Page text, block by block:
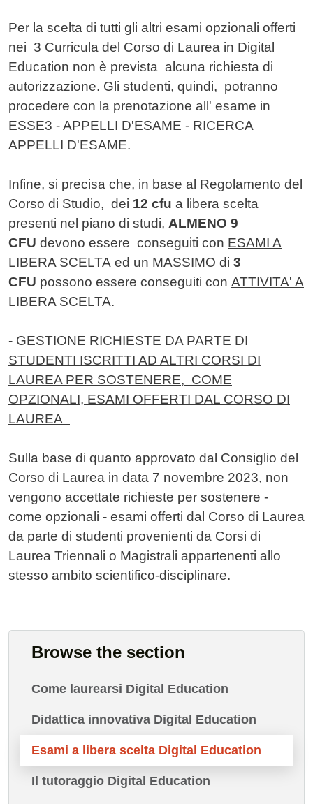
Per la scelta di tutti gli altri esami opzionali offerti
nei 3 Curricula del Corso di Laurea in Digital
Education non è prevista alcuna richiesta di
autorizzazione. Gli studenti, quindi, potranno
procedere con la prenotazione all' esame in
ESSE3 - APPELLI D'ESAME - RICERCA
APPELLI D'ESAME.
Infine, si precisa che, in base al Regolamento del
Corso di Studio, dei 12 cfu a libera scelta
presenti nel piano di studi, ALMENO 9
CFU devono essere conseguiti con ESAMI A
LIBERA SCELTA ed un MASSIMO di 3
CFU possono essere conseguiti con ATTIVITA' A
LIBERA SCELTA.
- GESTIONE RICHIESTE DA PARTE DI
STUDENTI ISCRITTI AD ALTRI CORSI DI
LAUREA PER SOSTENERE, COME
OPZIONALI, ESAMI OFFERTI DAL CORSO DI
LAUREA
Sulla base di quanto approvato dal Consiglio del
Corso di Laurea in data 7 novembre 2023, non
vengono accettate richieste per sostenere -
come opzionali - esami offerti dal Corso di Laurea
da parte di studenti provenienti da Corsi di
Laurea Triennali o Magistrali appartenenti allo
stesso ambito scientifico-disciplinare.
Browse the section
Come laurearsi Digital Education
Didattica innovativa Digital Education
Esami a libera scelta Digital Education
Il tutoraggio Digital Education